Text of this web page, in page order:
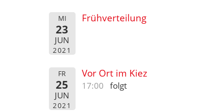
MI
23
JUN
2021
Frühverteilung
FR
25
JUN
2021
Vor Ort im Kiez
17:00 folgt